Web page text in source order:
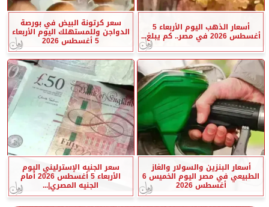
أسعار الذهب اليوم الأربعاء 5
أغسطس 2026 في مصر.. كم يبلغ...
سعر كرتونة البيض في بورصة
الدواجن وللمستهلك اليوم الأربعاء
5 أغسطس 2026
أسعار البنزين والسولار والغاز
الطبيعي في مصر اليوم الخميس 6
أغسطس 2026
سعر الجنيه الإسترليني اليوم
الأربعاء 5 أغسطس 2026 أمام
الجنيه المصري|...